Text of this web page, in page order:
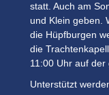
statt. Auch am
und Klein geben.
die Hüpfburgen
die
11:00 Uhr auf
Unterstützt